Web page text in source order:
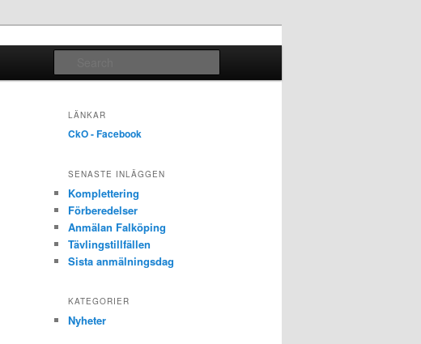
LÄNKAR
CkO - Facebook
SENASTE INLÄGGEN
Komplettering
Förberedelser
Anmälan Falköping
Tävlingstillfällen
Sista anmälningsdag
KATEGORIER
Nyheter